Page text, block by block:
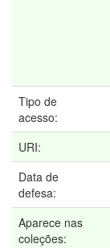
Tipo de
acesso:
URI:
Data de
defesa:
Aparece nas
coleções: